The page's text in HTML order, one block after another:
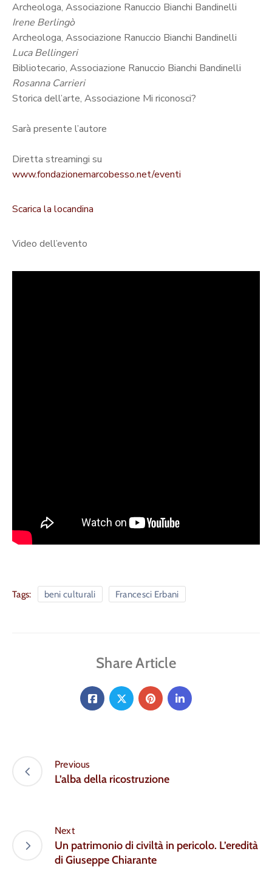
Archeologa, Associazione Ranuccio Bianchi Bandinelli
Irene Berlingò
Archeologa, Associazione Ranuccio Bianchi Bandinelli
Luca Bellingeri
Bibliotecario, Associazione Ranuccio Bianchi Bandinelli
Rosanna Carrieri
Storica dell’arte, Associazione Mi riconosci?
Sarà presente l’autore
Diretta streamingi su
www.fondazionemarcobesso.net/eventi
Scarica la locandina
Video dell’evento
Tags: beni culturali Francesci Erbani
Share Article
Previous
L’alba della ricostruzione
Next
Un patrimonio di civiltà in pericolo. L’eredità
di Giuseppe Chiarante